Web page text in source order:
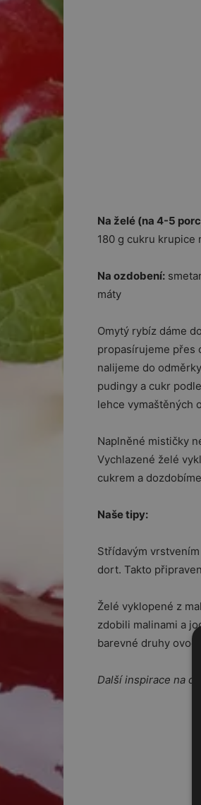
Na želé (na 4-5
180 g cukru krupice
Na ozdobení:
máty
Omytý rybíz dáme
propasírujeme přes
nalijeme do
pudingy a cukr
lehce vymaštěných
Naplněné mističky
Vychlazené želé
cukrem a
Naše tipy:
Střídavým
dort. Takto
Želé vyklopené z
zdobili malinami a
barevné druhy
Další inspirace na